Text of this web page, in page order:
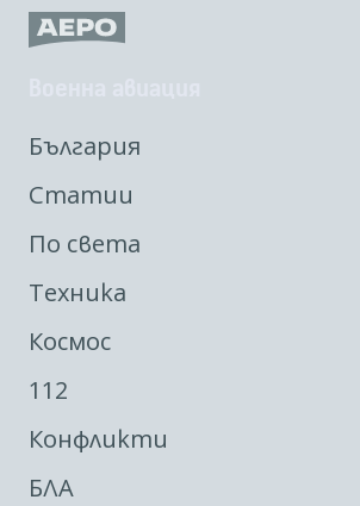
България
Статии
По света
Техника
Космос
112
Конфликти
БЛА